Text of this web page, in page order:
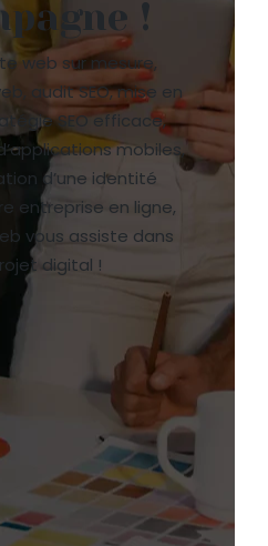
!
web sur mesure,
audit SEO, mise en
SEO efficace,
mobiles,
d’une identité
entreprise en ligne,
vous assiste dans
digital !